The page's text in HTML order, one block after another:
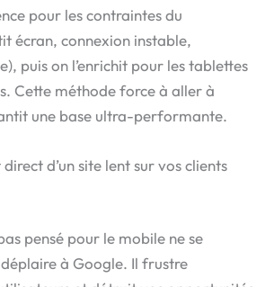
pour les contraintes du
écran, connexion instable,
puis on l’enrichit pour les tablettes
Cette méthode force à aller à
une base ultra-performante.
d’un site lent sur vos clients
pensé pour le mobile ne se
à Google. Il frustre